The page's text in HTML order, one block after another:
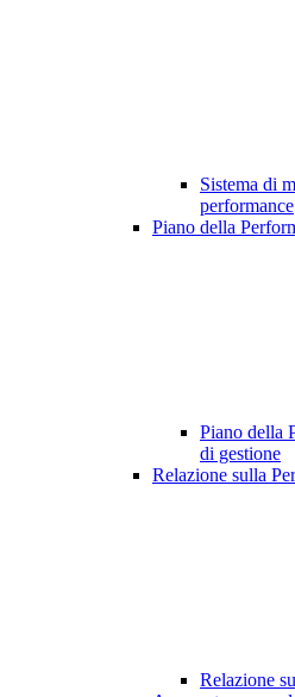
Sistema di
performance
Piano della
Piano della
di gestione
Relazione sulla
Relazione